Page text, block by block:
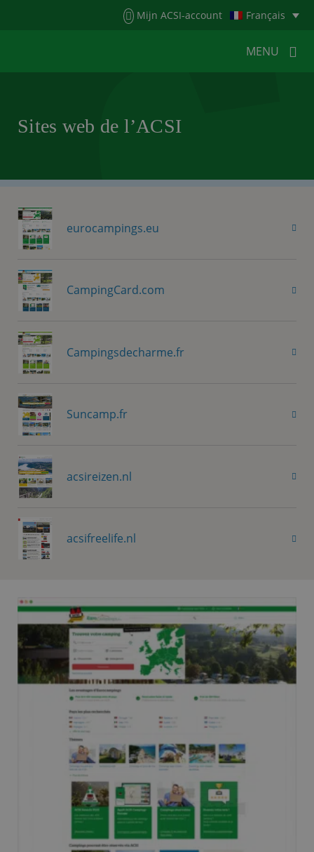
Mijn ACSI-account Français
MENU
POUR LES CAMPINGSACTUALITÉS
ACSI WEBSHOP
Sites web de l’ACSI
eurocampings.eu
CampingCard.com
Campingsdecharme.fr
Suncamp.fr
acsireizen.nl
acsifreelife.nl